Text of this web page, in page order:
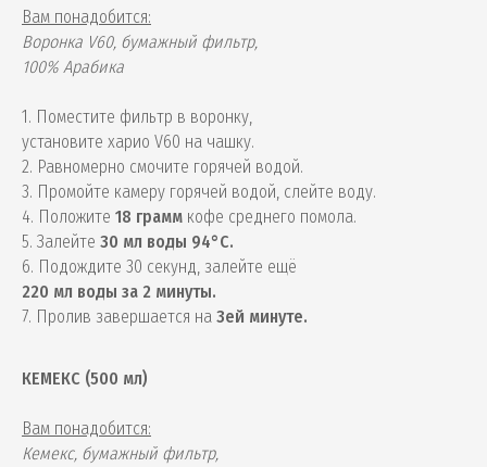
Вам понадобится:
Воронка V60, бумажный фильтр,
100% Арабика
1. Поместите фильтр в воронку,
установите харио V60 на чашку.
2. Равномерно смочите горячей водой.
3. Промойте камеру горячей водой, слейте воду.
4. Положите 18 грамм кофе среднего помола.
5. Залейте 30 мл воды 94°С.
6. Подождите 30 секунд, залейте ещё
220 мл воды за 2 минуты.
7. Пролив завершается на 3ей минуте.
КЕМЕКС (500 мл)
Вам понадобится:
Кемекс, бумажный фильтр,